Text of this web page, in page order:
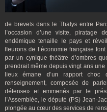
de brevets dans le Thalys entre
l’occasion d’une visite, piratage
endémique tenaille le pays et
fleurons de l’économie française
par un cynique théâtre d’ombres
prendrait même depuis vingt ans
lieux émane d’un rapport choc
renseignement, composée de
défense» et emmenés par le
l’Assemblée, le député (PS) Jean-
plongée au cœur des services de